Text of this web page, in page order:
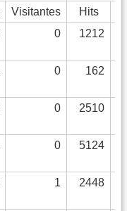
Visitantes Hits
0 1212
0 162
0 2510
0 5124
1 2448